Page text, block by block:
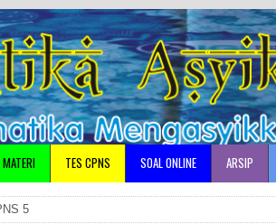
MATERI TES CPNS SOAL ONLINE ARSIP
5
•
•